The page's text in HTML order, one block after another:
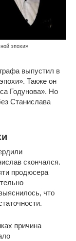
эпохи»
выпустил в
Также он
Годунова». Но
Станислава
скончался.
продюсера
что
причина